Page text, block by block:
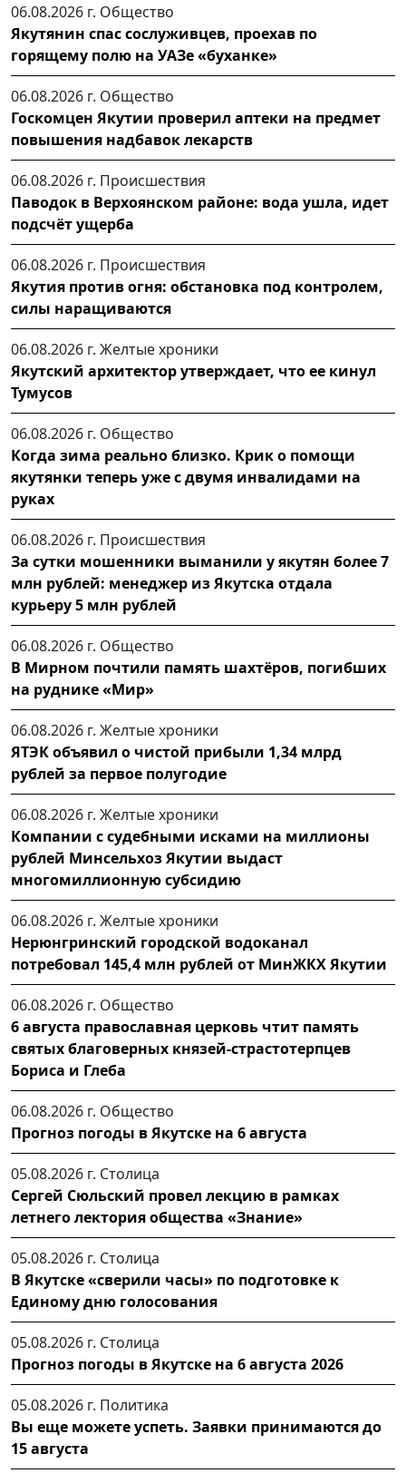
06.08.2026 г. Общество
Якутянин спас сослуживцев, проехав по
горящему полю на УАЗе «буханке»
06.08.2026 г. Общество
Госкомцен Якутии проверил аптеки на предмет
повышения надбавок лекарств
06.08.2026 г. Происшествия
Паводок в Верхоянском районе: вода ушла, идет
подсчёт ущерба
06.08.2026 г. Происшествия
Якутия против огня: обстановка под контролем,
силы наращиваются
06.08.2026 г. Желтые хроники
Якутский архитектор утверждает, что ее кинул
Тумусов
06.08.2026 г. Общество
Когда зима реально близко. Крик о помощи
якутянки теперь уже с двумя инвалидами на
руках
06.08.2026 г. Происшествия
За сутки мошенники выманили у якутян более 7
млн рублей: менеджер из Якутска отдала
курьеру 5 млн рублей
06.08.2026 г. Общество
В Мирном почтили память шахтёров, погибших
на руднике «Мир»
06.08.2026 г. Желтые хроники
ЯТЭК объявил о чистой прибыли 1,34 млрд
рублей за первое полугодие
06.08.2026 г. Желтые хроники
Компании с судебными исками на миллионы
рублей Минсельхоз Якутии выдаст
многомиллионную субсидию
06.08.2026 г. Желтые хроники
Нерюнгринский городской водоканал
потребовал 145,4 млн рублей от МинЖКХ Якутии
06.08.2026 г. Общество
6 августа православная церковь чтит память
святых благоверных князей-страстотерпцев
Бориса и Глеба
06.08.2026 г. Общество
Прогноз погоды в Якутске на 6 августа
05.08.2026 г. Столица
Сергей Сюльский провел лекцию в рамках
летнего лектория общества «Знание»
05.08.2026 г. Столица
В Якутске «сверили часы» по подготовке к
Единому дню голосования
05.08.2026 г. Столица
Прогноз погоды в Якутске на 6 августа 2026
05.08.2026 г. Политика
Вы еще можете успеть. Заявки принимаются до
15 августа